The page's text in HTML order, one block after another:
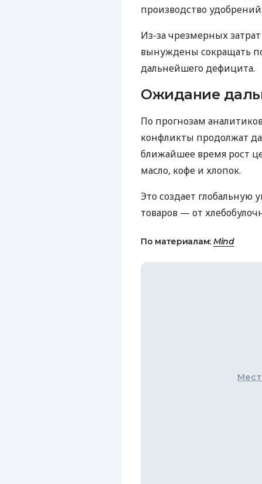
производство удобрений.
Из-за чрезмерных
вынуждены сокращать
дальнейшего дефицита.
Ожидание
По прогнозам
конфликты продолжат
ближайшее время рост
масло, кофе и хлопок.
Это создает глобальную
товаров — от
По материалам: Mind